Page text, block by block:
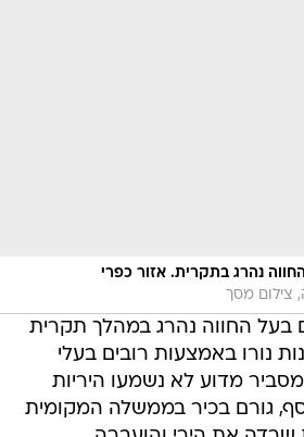
נהרג בתקרית. אזור כפרי
צילום מסך
בעל החווה נהרג במהלך תקרית
נורו באמצעות רובים בעלי
מדוע לא נשמעו היריות
גורם בכיר בממשלה המקומית